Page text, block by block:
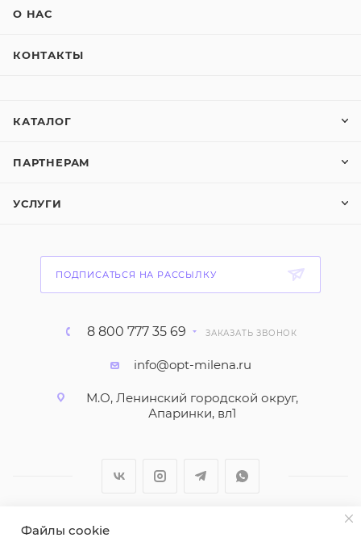
О НАС
КОНТАКТЫ
КАТАЛОГ
ПАРТНЕРАМ
УСЛУГИ
ПОДПИСАТЬСЯ НА РАССЫЛКУ
8 800 777 35 69 ЗАКАЗАТЬ ЗВОНОК
info@opt-milena.ru
М.О, Ленинский городской округ,
Апаринки, вл1
2026 © ООО "Вайт Текстиль групп"
Файлы cookie